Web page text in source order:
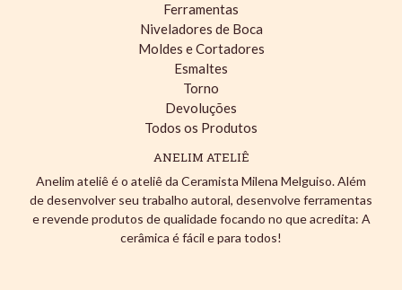
Ferramentas
Niveladores de Boca
Moldes e Cortadores
Esmaltes
Torno
Devoluções
Todos os Produtos
ANELIM ATELIÊ
Anelim ateliê é o ateliê da Ceramista Milena Melguiso. Além
de desenvolver seu trabalho autoral, desenvolve ferramentas
e revende produtos de qualidade focando no que acredita: A
cerâmica é fácil e para todos!